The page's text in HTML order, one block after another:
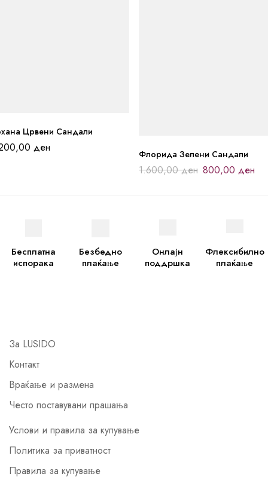
Црвени Сандали
ден
Флорида Зелени Сандали
1.600,00ден 800,00 ден
Бесплатна
испорака
Безбедно
плаќање
Онлајн
поддршка
Флексибилно
плаќање
За LUSIDO
Контакт
Враќање и размена
Често поставувани прашања
Услови и правила за купување
Политика за приватност
Правила за купување